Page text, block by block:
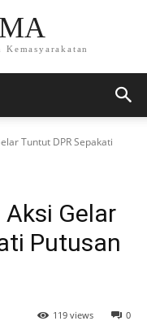
Tuntut DPR Sepakati
Gelar
Putusan
0
119 views